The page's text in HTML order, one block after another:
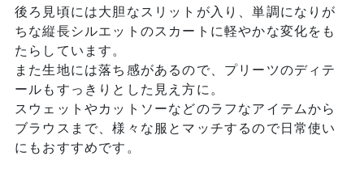
後ろ見頃には大胆なスリットが入り、単調になりが
ちな縦長シルエットのスカートに軽やかな変化をも
たらしています。
また生地には落ち感があるので、プリーツのディテ
ールもすっきりとした見え方に。
スウェットやカットソーなどのラフなアイテムから
ブラウスまで、様々な服とマッチするので日常使い
にもおすすめです。